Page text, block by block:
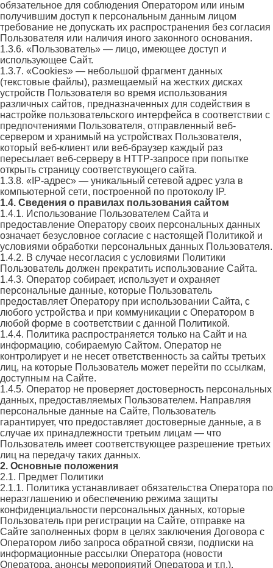
обязательное для соблюдения Оператором или иным
получившим доступ к персональным данным лицом
требование не допускать их распространения без согласия
Пользователя или наличия иного законного основания.
1.3.6. «Пользователь» — лицо, имеющее доступ и
использующее Сайт.
1.3.7. «Cookies» — небольшой фрагмент данных
(текстовые файлы), размещаемый на жестких дисках
устройств Пользователя во время использования
различных сайтов, предназначенных для содействия в
настройке пользовательского интерфейса в соответствии с
предпочтениями Пользователя, отправленный веб-
сервером и хранимый на устройствах Пользователя,
который веб-клиент или веб-браузер каждый раз
пересылает веб-серверу в HTTP-запросе при попытке
открыть страницу соответствующего сайта.
1.3.8. «IP-адрес» — уникальный сетевой адрес узла в
компьютерной сети, построенной по протоколу IP.
1.4. Сведения о правилах пользования сайтом
1.4.1. Использование Пользователем Сайта и
предоставление Оператору своих персональных данных
означает безусловное согласие с настоящей Политикой и
условиями обработки персональных данных Пользователя.
1.4.2. В случае несогласия с условиями Политики
Пользователь должен прекратить использование Сайта.
1.4.3. Оператор собирает, использует и охраняет
персональные данные, которые Пользователь
предоставляет Оператору при использовании Сайта, с
любого устройства и при коммуникации с Оператором в
любой форме в соответствии с данной Политикой.
1.4.4. Политика распространяется только на Сайт и на
информацию, собираемую Сайтом. Оператор не
контролирует и не несет ответственность за сайты третьих
лиц, на которые Пользователь может перейти по ссылкам,
доступным на Сайте.
1.4.5. Оператор не проверяет достоверность персональных
данных, предоставляемых Пользователем. Направляя
персональные данные на Сайте, Пользователь
гарантирует, что предоставляет достоверные данные, а в
случае их принадлежности третьим лицам — что
Пользователь имеет соответствующее разрешение третьих
лиц на передачу таких данных.
2. Основные положения
2.1. Предмет Политики
2.1.1. Политика устанавливает обязательства Оператора по
неразглашению и обеспечению режима защиты
конфиденциальности персональных данных, которые
Пользователь при регистрации на Сайте, отправке на
Сайте заполненных форм в целях заключения Договора с
Оператором либо запроса обратной связи, подписки на
информационные рассылки Оператора (новости
Оператора, анонсы мероприятий Оператора и т.п.).